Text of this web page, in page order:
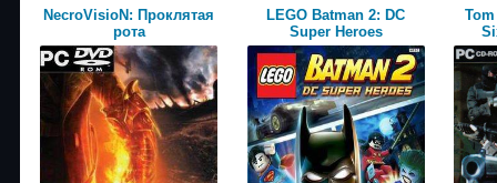
NecroVisioN: Проклятая
рота
LEGO Batman 2: DC
Super Heroes